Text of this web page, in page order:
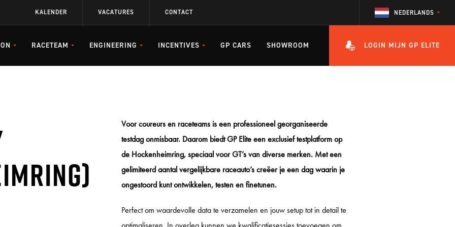
KALENDER VACATURES CONTACT NEDERLANDS
DRIFTTRAINING 2 MEPPEN
CIRCUITTRAINING 2 MIDDAG
CIRCUITTRAINING 2 AVOND
CIRCUITTRAINING 2 HELE DAG
CIRCUITTRAINING 3 SPA
RACETEAM
PORSCHE CARRERA CUP
PORSCHE MOBIL 1 SUPERCUP
PARTNERS
ENGINEERING
PORSCHE 996 MOTORSPORT
INCENTIVES
PORSCHE INCENTIVE
GP CARS SHOWROOM LOGIN MIJN GP ELITE
Voor coureurs en raceteams is een professioneel georganiseerde
testdag onmisbaar. Daarom biedt GP Elite een exclusief testplatform op
de Hockenheimring, speciaal voor GT’s van diverse merken. Met een
gelimiteerd aantal vergelijkbare raceauto’s creëer je een dag waarin je
ongestoord kunt ontwikkelen, testen en finetunen.
Perfect om waardevolle data te verzamelen en jouw setup tot in detail te